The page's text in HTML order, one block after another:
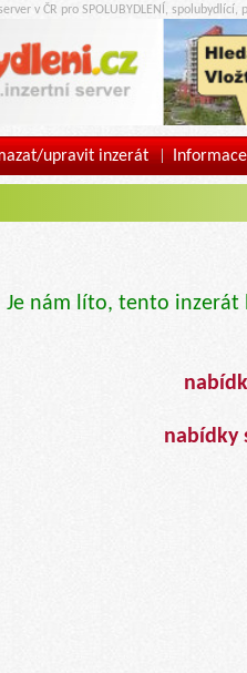
v ČR pro SPOLUBYDLENÍ,
upravit inzerát | Informace
Je nám líto, tento inzerát
nabídky